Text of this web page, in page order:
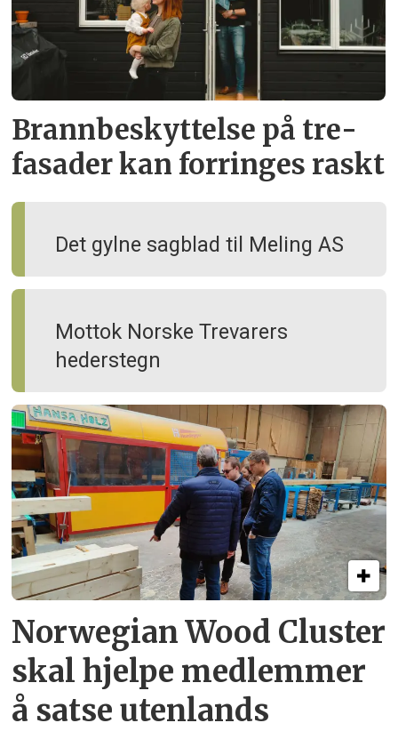
Brann­beskyttelse på tre­
fasader kan forringes raskt
Det gylne sagblad til Meling AS
Mottok Norske Trevarers
hederstegn
Norwegian Wood Cluster
skal hjelpe medlemmer
å satse utenlands